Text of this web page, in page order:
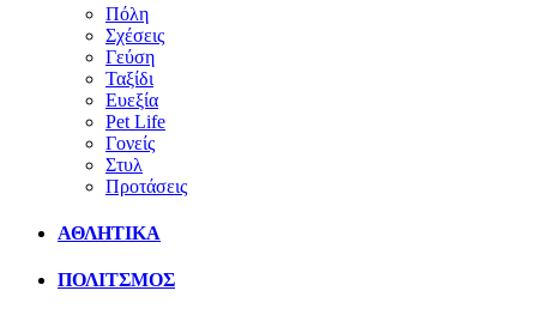
Πόλη
Σχέσεις
Γεύση
Ταξίδι
Ευεξία
Pet Life
Γονείς
Στυλ
Προτάσεις
ΑΘΛΗΤΙΚΑ
ΠΟΛΙΤΣΜΟΣ